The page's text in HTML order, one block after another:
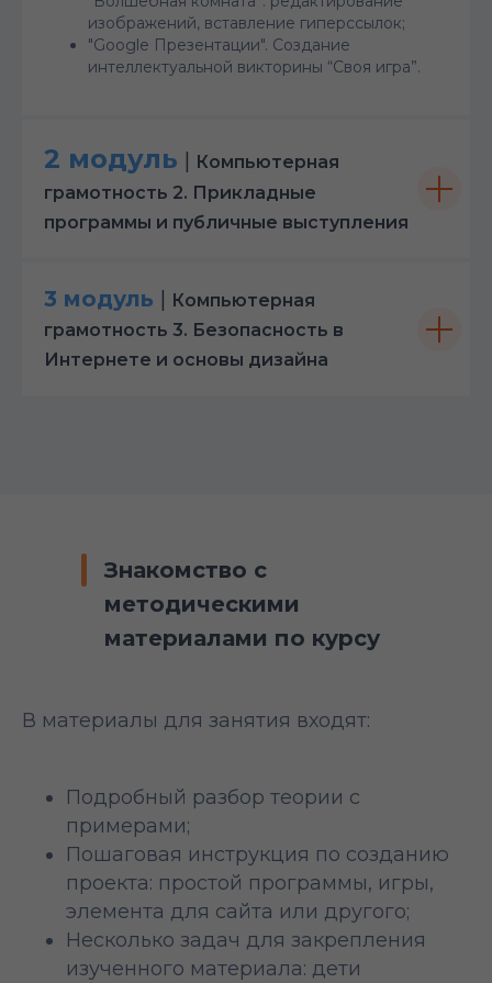
изображений, вставление гиперссылок;
"Google Презентации". Создание
интеллектуальной викторины “Своя игра”.
2 модуль | Компьютерная
грамотность 2. Прикладные
программы и публичные выступления
3 модуль | Компьютерная
грамотность 3. Безопасность в
Интернете и основы дизайна
Знакомство с
методическими
материалами по курсу
В материалы для занятия входят:
Подробный разбор теории с
примерами;
Пошаговая инструкция по созданию
проекта: простой программы, игры,
элемента для сайта или другого;
Несколько задач для закрепления
изученного материала: дети